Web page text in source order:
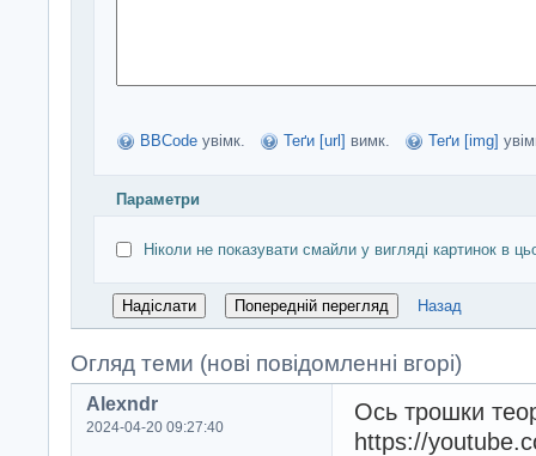
BBCode увімк. Теґи [url] вимк. Теґи [img]
Параметри
Ніколи не показувати смайли у вигляді картинок в
Назад
Огляд теми (нові повідомленні вгорі)
Alexndr
2024-04-20 09:27:40
Ось трошки
https://